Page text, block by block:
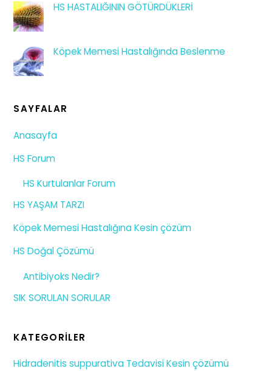
HS HASTALIĞININ GÖTÜRDÜKLERİ
Köpek Memesi Hastalığında Beslenme
SAYFALAR
Anasayfa
HS Forum
HS Kurtulanlar Forum
HS YAŞAM TARZI
Köpek Memesi Hastalığına Kesin çözüm
HS Doğal Çözümü
Antibiyoks Nedir?
SIK SORULAN SORULAR
KATEGORILER
Hidradenitis suppurativa Tedavisi Kesin çözümü